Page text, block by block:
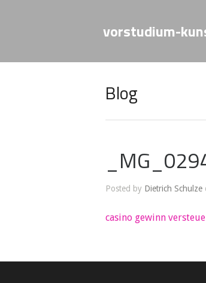
vorstudium-
Blog
Posted by Dietrich Schulze
casino gewinn